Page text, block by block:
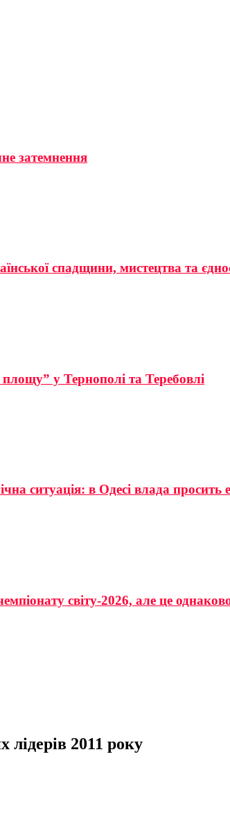
затемнення
спадщини, мистецтва та
у Тернополі та Теребовлі
ситуація: в Одесі влада
світу-2026, але це
2011 року